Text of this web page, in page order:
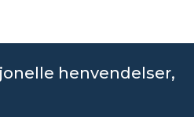
henvendelser,